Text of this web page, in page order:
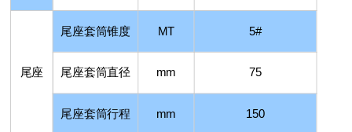
尾座
尾座套筒锥度 MT 5#
尾座套筒直径 mm 75
尾座套筒行程 mm 150